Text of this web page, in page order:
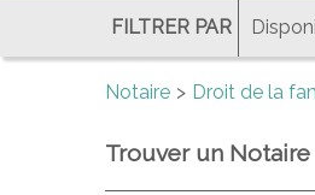
FILTRER PAR
Notaire Droit de la
Trouver un